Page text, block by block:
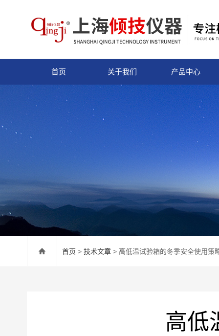
首页 关于我们 产品中心
首页 > 技术文章 > 高低温试验箱的冬季安全使用策
高低